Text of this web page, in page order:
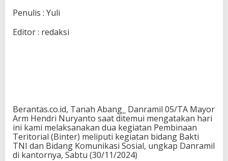
Penulis : Yuli
Editor : redaksi
Berantas.co.id, Tanah Abang_ Danramil 05/TA Mayor
Arm Hendri Nuryanto saat ditemui mengatakan hari
ini kami melaksanakan dua kegiatan Pembinaan
Teritorial (Binter) meliputi kegiatan bidang Bakti
TNI dan Bidang Komunikasi Sosial, ungkap Danramil
di kantornya, Sabtu (30/11/2024)